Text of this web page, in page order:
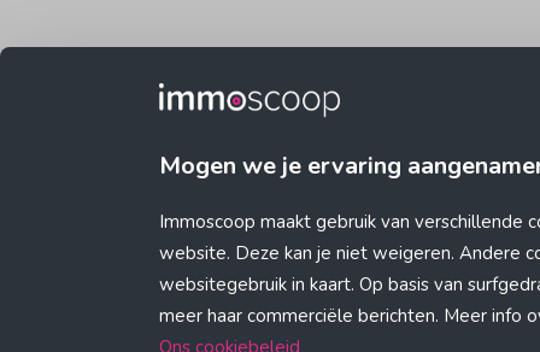
Mogen we je ervaring
Immoscoop maakt gebruik van verschillende
website. Deze kan je niet weigeren. Andere
websitegebruik in kaart. Op basis van
meer haar commerciële berichten. Meer info
Ons cookiebeleid